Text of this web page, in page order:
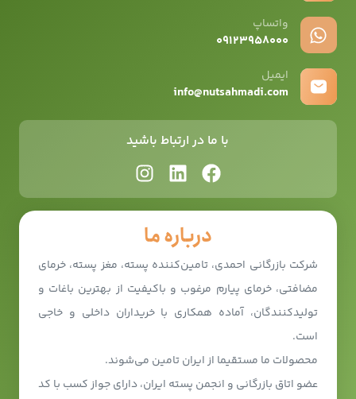
درباره ما
شرکت بازرگانی احمدی، تامین‌کننده پسته، مغز پسته، خرمای
مضافتی، خرمای پیارم مرغوب و باکیفیت از بهترین باغات و
تولیدکنندگان، آماده همکاری با خریداران داخلی و خاجی
است.
محصولات ما مستقیما از ایران تامین می‌شوند.
عضو اتاق بازرگانی و انجمن پسته ایران، دارای جواز کسب با کد
واتساپ
۰۹12۳۹۵۸۰۰۰
ایمیل
info@nutsahmadi.com
با ما در ارتباط باشید